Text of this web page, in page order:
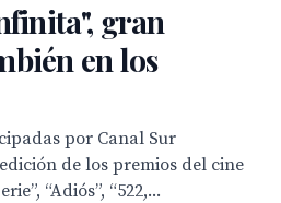
gran
en los
por Canal Sur
de los premios del cine
“Adiós”, “522,...